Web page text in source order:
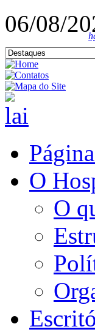
06/08/
O
O